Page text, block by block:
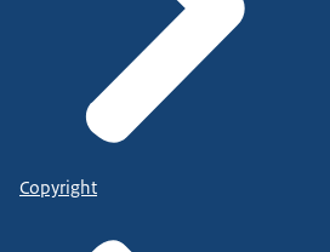
Copyright